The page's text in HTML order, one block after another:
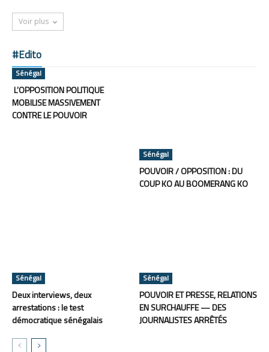
Voir plus
#Edito
Sénégal
L’OPPOSITION POLITIQUE
MOBILISE MASSIVEMENT
CONTRE LE POUVOIR
Sénégal
POUVOIR / OPPOSITION : DU
COUP KO AU BOOMERANG KO
Sénégal
Deux interviews, deux
arrestations : le test
démocratique sénégalais
Sénégal
POUVOIR ET PRESSE, RELATIONS
EN SURCHAUFFE — DES
JOURNALISTES ARRÊTÉS